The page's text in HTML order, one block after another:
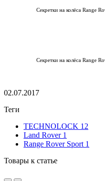
Секретки на колёса Range
Секретки на колёса Range
02.07.2017
Теги
TECHNOLOCK 12
Land Rover 1
Range Rover Sport 1
Товары к статье